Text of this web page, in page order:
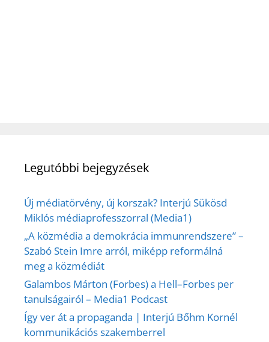
Legutóbbi bejegyzések
Új médiatörvény, új korszak? Interjú Sükösd
Miklós médiaprofesszorral (Media1)
„A közmédia a demokrácia immunrendszere” –
Szabó Stein Imre arról, miképp reformálná
meg a közmédiát
Galambos Márton (Forbes) a Hell–Forbes per
tanulságairól – Media1 Podcast
Így ver át a propaganda | Interjú Bőhm Kornél
kommunikációs szakemberrel